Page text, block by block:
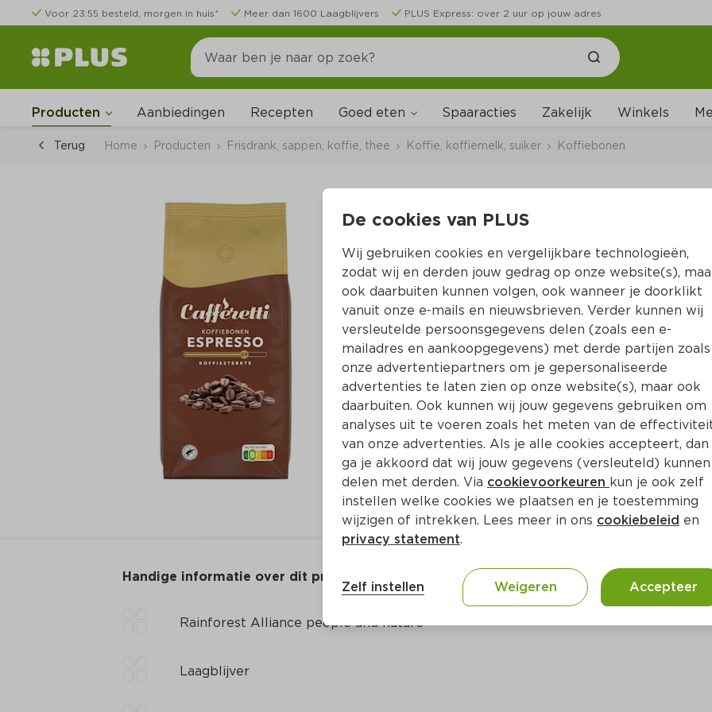
Voor 23:55 besteld, morgen in huis* Meer dan 1600 Laagblijvers PLUS Express: over 2 uur op jouw adres
Producten Aanbiedingen Recepten Goed eten Spaaracties Zakelijk Winkels
Terug Home Producten Frisdrank, sappen, koffie, thee Koffie, koffiemelk, suiker Koffiebonen
Caffèretti
Per Stazak 1000 g
14.99
Toevoegen
Handige informatie over dit product
Rainforest Alliance people and nature
Laagblijver
De cookies van PLUS
Wij gebruiken cookies en vergelijkbare technologieën,
zodat wij en derden jouw gedrag op onze website(s),
ook daarbuiten kunnen volgen, ook wanneer je doorklikt
vanuit onze e-mails en nieuwsbrieven. Verder kunnen wij
versleutelde persoonsgegevens delen (zoals een e-
mailadres en aankoopgegevens) met derde partijen zoals
onze advertentiepartners om je gepersonaliseerde
advertenties te laten zien op onze website(s), maar ook
daarbuiten. Ook kunnen wij jouw gegevens gebruiken om
analyses uit te voeren zoals het meten van de
van onze advertenties. Als je alle cookies accepteert, dan
ga je akkoord dat wij jouw gegevens (versleuteld) kunnen
delen met derden. Via cookievoorkeuren kun je ook zelf
instellen welke cookies we plaatsen en je toestemming
wijzigen of intrekken. Lees meer in ons cookiebeleid en
privacy statement.
Zelf instellen Weigeren Accepteer